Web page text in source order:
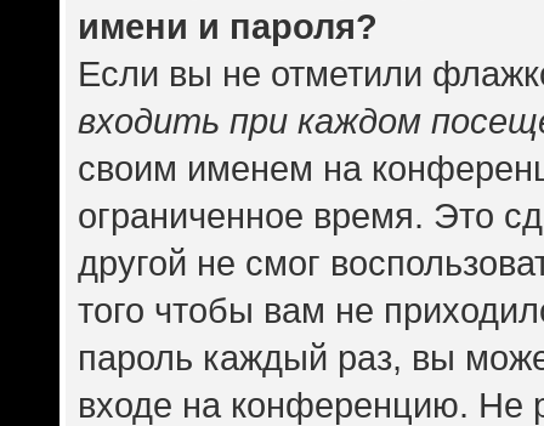
имени и пароля?
Если вы не отметили
входить при каждом
своим именем на
ограниченное время. Это
другой не смог
того чтобы вам не
пароль каждый раз, вы
входе на конференцию. Не